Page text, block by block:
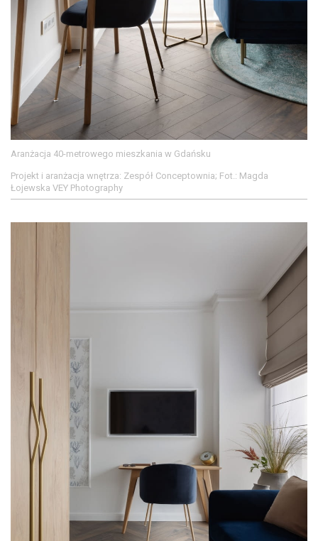
Aranżacja 40-metrowego mieszkania w Gdańsku
Projekt i aranżacja wnętrza: Zespół Conceptownia; Fot.: Magda
Łojewska VEY Photography